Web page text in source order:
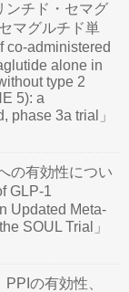
ンチド・セマグ
マグルチド単
co-administered
alone in
type 2
5): a
phase 3a trial」
の有効性につい
GLP-1
Updated Meta-
SOUL Trial」
の有効性、